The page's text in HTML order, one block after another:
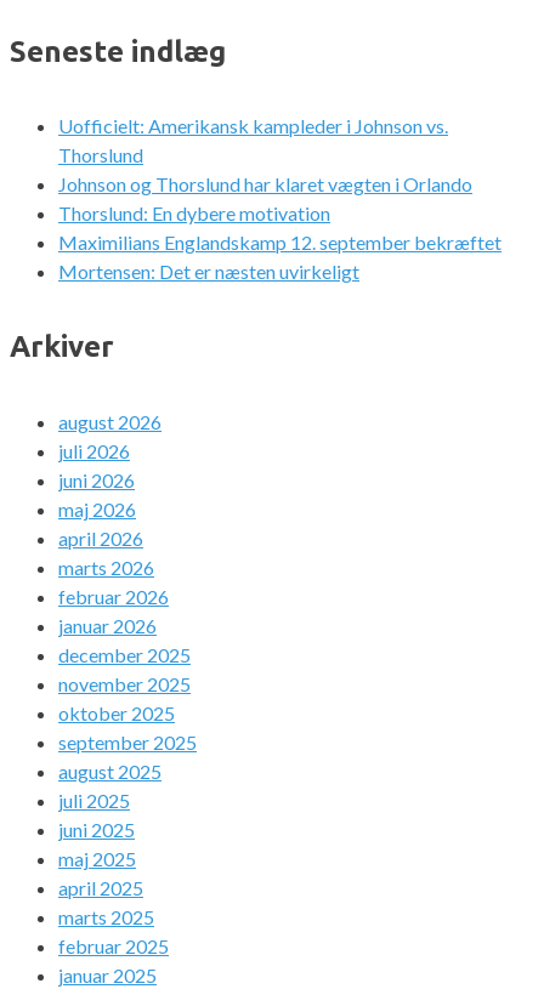
Seneste indlæg
Uofficielt: Amerikansk kampleder i Johnson vs.
Thorslund
Johnson og Thorslund har klaret vægten i Orlando
Thorslund: En dybere motivation
Maximilians Englandskamp 12. september bekræftet
Mortensen: Det er næsten uvirkeligt
Arkiver
august 2026
juli 2026
juni 2026
maj 2026
april 2026
marts 2026
februar 2026
januar 2026
december 2025
november 2025
oktober 2025
september 2025
august 2025
juli 2025
juni 2025
maj 2025
april 2025
marts 2025
februar 2025
januar 2025